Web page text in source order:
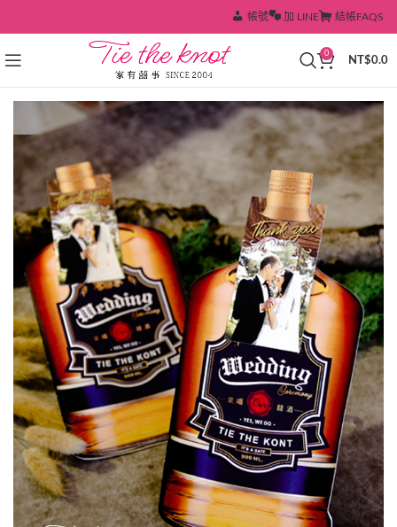
帳號 加 LINE 結帳FAQS
0
NT$0.0